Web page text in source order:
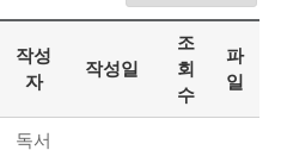
작성
자
작성일
조
회
수
파
일
독서